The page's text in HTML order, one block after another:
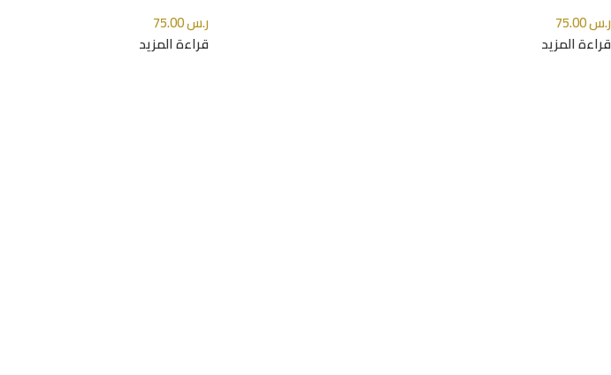
ر.س
قراءة المزيد
ر.س75.00
قراءة المزيد